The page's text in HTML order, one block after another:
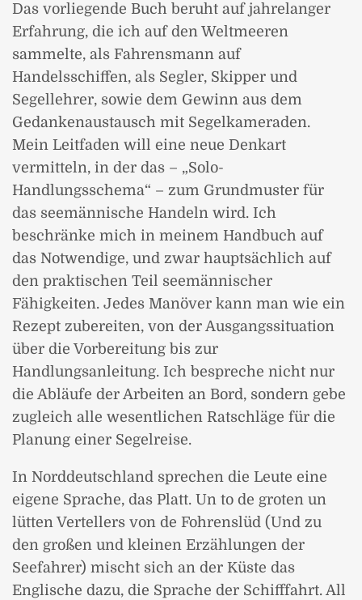
Das vorliegende Buch beruht auf jahrelanger
Erfahrung, die ich auf den Weltmeeren
sammelte, als Fahrensmann auf
Handelsschiffen, als Segler, Skipper und
Segellehrer, sowie dem Gewinn aus dem
Gedankenaustausch mit Segelkameraden.
Mein Leitfaden will eine neue Denkart
vermitteln, in der das – „Solo-
Handlungsschema“ – zum Grundmuster für
das seemännische Handeln wird. Ich
beschränke mich in meinem Handbuch auf
das Notwendige, und zwar hauptsächlich auf
den praktischen Teil seemännischer
Fähigkeiten. Jedes Manöver kann man wie ein
Rezept zubereiten, von der Ausgangssituation
über die Vorbereitung bis zur
Handlungsanleitung. Ich bespreche nicht nur
die Abläufe der Arbeiten an Bord, sondern gebe
zugleich alle wesentlichen Ratschläge für die
Planung einer Segelreise.
In Norddeutschland sprechen die Leute eine
eigene Sprache, das Platt. Un to de groten un
lütten Vertellers von de Fohrenslüd (Und zu
den großen und kleinen Erzählungen der
Seefahrer) mischt sich an der Küste das
Englische dazu, die Sprache der Schifffahrt. All